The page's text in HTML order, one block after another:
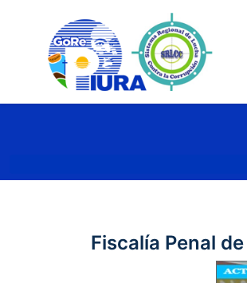
Fiscalía Penal